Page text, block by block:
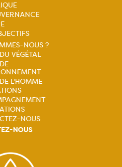
NOUS ?
VÉGÉTAL
L'HOMME
NOUS
NOUS